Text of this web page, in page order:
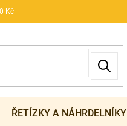
Kč
ŘETÍZKY A NÁHRDELNÍKY